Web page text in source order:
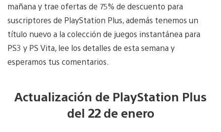
mañana y trae ofertas de 75% de descuento para
suscriptores de PlayStation Plus, además tenemos un
título nuevo a la colección de juegos instantánea para
PS3 y PS Vita, lee los detalles de esta semana y
esperamos tus comentarios.
Actualización de PlayStation Plus
del 22 de enero